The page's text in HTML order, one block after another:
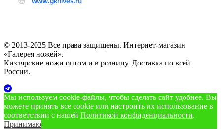
© 2013-2025 Все права защищены. Интернет-магазин
«Галерея ножей».
Кизлярские ножи оптом и в розницу. Доставка по всей
России.
Мы используем cookie‑файлы, чтобы сделать сайт удобнее. Вы
можете принять все cookie или настроить их использование в
соответствии с нашей Политикой конфиденциальности.
Принимаю